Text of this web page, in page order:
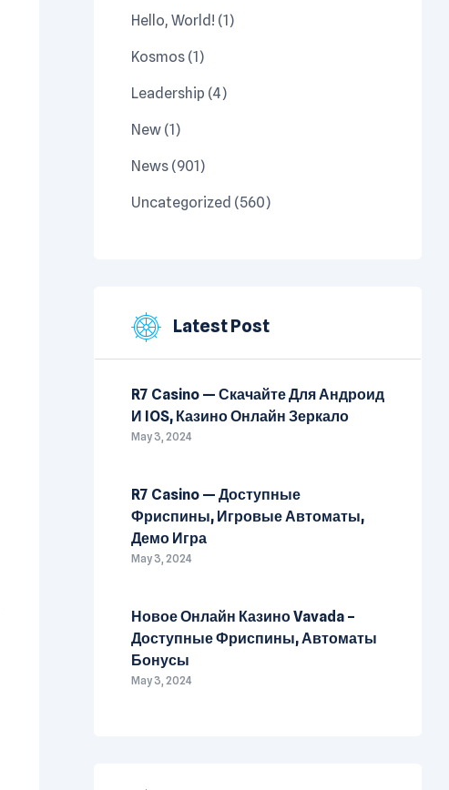
Hello, World! (1)
Kosmos (1)
Leadership (4)
New (1)
News (901)
Uncategorized (560)
Latest Post
R7 Casino — Скачайте Для Андроид
И IOS, Казино Онлайн Зеркало
May 3, 2024
R7 Casino — Доступные
Фриспины, Игровые Автоматы,
Демо Игра
May 3, 2024
Новое Онлайн Казино Vavada –
Доступные Фриспины, Автоматы
Бонусы
May 3, 2024